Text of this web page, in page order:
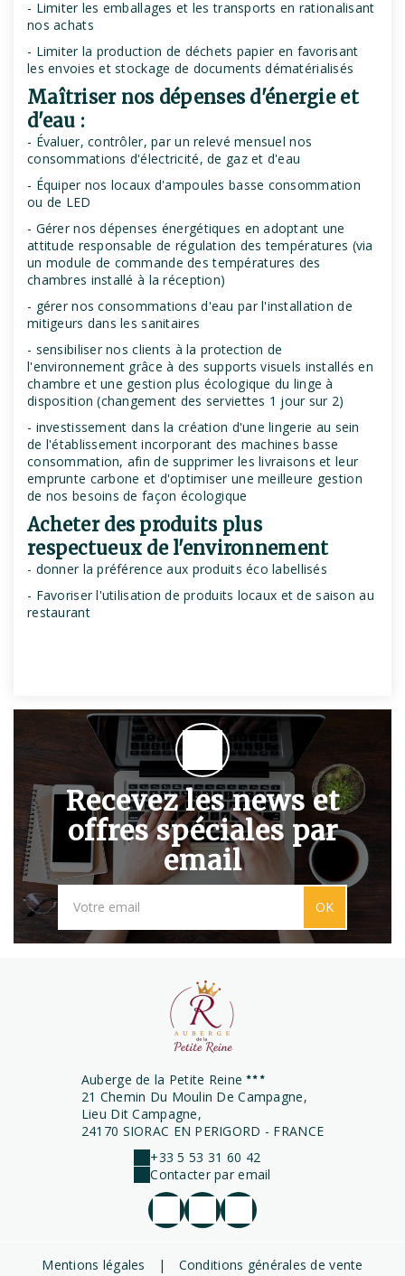
- Limiter les emballages et les transports en rationalisant
nos achats
- Limiter la production de déchets papier en favorisant
les envoies et stockage de documents dématérialisés
Maîtriser nos dépenses d'énergie et
d'eau :
- Évaluer, contrôler, par un relevé mensuel nos
consommations d'électricité, de gaz et d'eau
- Équiper nos locaux d'ampoules basse consommation
ou de LED
- Gérer nos dépenses énergétiques en adoptant une
attitude responsable de régulation des températures (via
un module de commande des températures des
chambres installé à la réception)
- gérer nos consommations d'eau par l'installation de
mitigeurs dans les sanitaires
- sensibiliser nos clients à la protection de
l'environnement grâce à des supports visuels installés en
chambre et une gestion plus écologique du linge à
disposition (changement des serviettes 1 jour sur 2)
- investissement dans la création d'une lingerie au sein
de l'établissement incorporant des machines basse
consommation, afin de supprimer les livraisons et leur
emprunte carbone et d'optimiser une meilleure gestion
de nos besoins de façon écologique
Acheter des produits plus
respectueux de l'environnement
- donner la préférence aux produits éco labellisés
- Favoriser l'utilisation de produits locaux et de saison au
restaurant
Recevez les news et
offres spéciales par
email
OK
Auberge de la Petite Reine
21 Chemin Du Moulin De Campagne,
Lieu Dit Campagne,
24170 SIORAC EN PERIGORD - FRANCE
+33 5 53 31 60 42
Contacter par email
Mentions légales | Conditions générales de vente